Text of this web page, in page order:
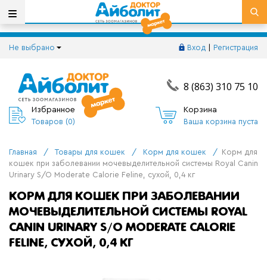
Не выбрано Вход Регистрация
8 (863) 310 75 10
Избранное
Товаров (0)
Корзина
Ваша корзина пуста
Главная / Товары для кошек / Корм для кошек /
Корм для
кошек при заболевании мочевыделительной системы Royal Canin
Urinary S/O Moderate Calorie Feline, сухой, 0,4 кг
КОРМ ДЛЯ КОШЕК ПРИ ЗАБОЛЕВАНИИ
МОЧЕВЫДЕЛИТЕЛЬНОЙ СИСТЕМЫ ROYAL
CANIN URINARY S/O MODERATE CALORIE
FELINE, СУХОЙ, 0,4 КГ